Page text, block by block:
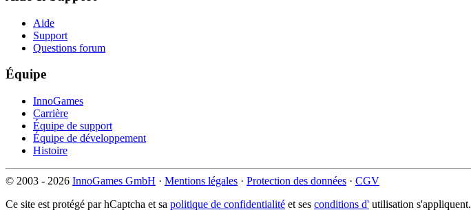
Aide
Support
Questions forum
Équipe
InnoGames
Carrière
Équipe de support
Équipe de développement
Histoire
© 2003 - 2026 InnoGames GmbH · Mentions légales · Protection des données · CGV
Ce site est protégé par hCaptcha et sa politique de confidentialité et ses conditions d' utilisation s'appliquent.